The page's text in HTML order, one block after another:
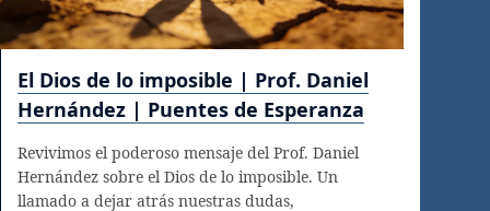
El Dios de lo imposible | Prof. Daniel
Hernández | Puentes de Esperanza
Revivimos el poderoso mensaje del Prof. Daniel
Hernández sobre el Dios de lo imposible. Un
llamado a dejar atrás nuestras dudas,